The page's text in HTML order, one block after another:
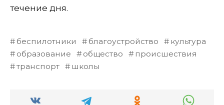
течение дня.
беспилотники благоустройство
культура
образование
общество
происшествия
транспорт
школы